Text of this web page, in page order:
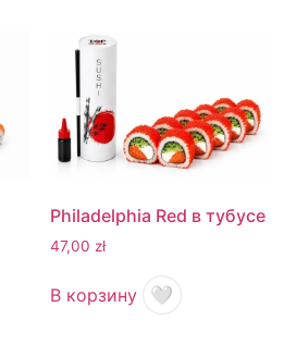
Philadelphia Red в тубусе
47,00 zł
В корзину 🤍